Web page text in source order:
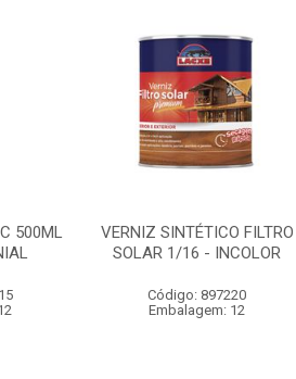
500ML
VERNIZ SINTÉTICO FILTRO
SOLAR 1/16 - INCOLOR
Código: 897220
Embalagem: 12